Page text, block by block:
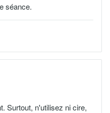
séance.
Surtout, n'utilisez ni cire,